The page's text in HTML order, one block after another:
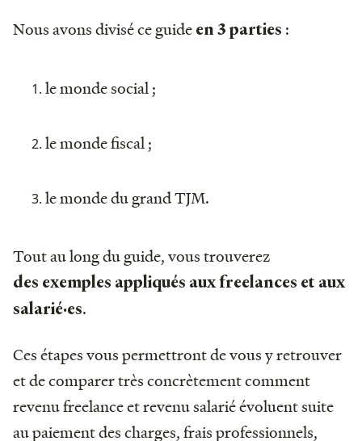
Nous avons divisé ce guide en 3 parties :
le monde social ;
le monde fiscal ;
le monde du grand TJM.
Tout au long du guide, vous trouverez
des exemples appliqués aux freelances et aux
salarié·es.
Ces étapes vous permettront de vous y retrouver
et de comparer très concrètement comment
revenu freelance et revenu salarié évoluent suite
au paiement des charges, frais professionnels,